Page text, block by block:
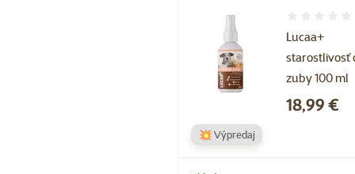
Lucaa+
starostlivosť
zuby 100 ml
Cena
18,99 €
💥 Výpredaj